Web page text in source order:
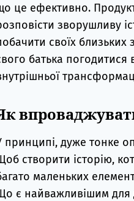
це ефективно.
зворушливу
своїх
батька погодитися
принципі, дуже тонке
створити історію,
маленьких
є найважливішим для